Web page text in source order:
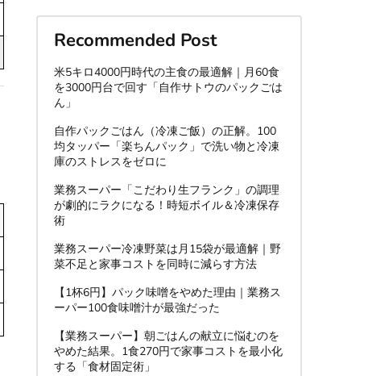
Recommended Post
米5キロ4000円時代の主食の最適解｜月60食
を3000円台で回す「自作サトウのパックごは
ん」
自作パックごはん（冷凍ご飯）の正解。100
均タッパー「楽ちんパック」で洗い物と冷凍
庫のストレスをゼロに
業務スーパー「こだわり生フランク」の調理
が劇的にラクになる！時短ボイル＆冷凍保存
術
業務スーパー冷凍野菜は月15袋が最適解｜野
菜不足と家事コストを同時に減らす方法
【1杯6円】パック味噌をやめた理由｜業務ス
ーパー100食味噌汁が最強だった
【業務スーパー】朝ごはんの献立に悩むのを
やめた結果。1食270円で家事コストを最小化
する「食材固定術」